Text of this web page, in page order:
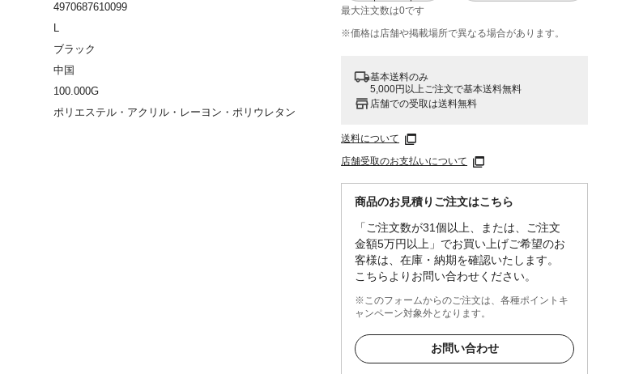
最大注文数は0です
※価格は​店舗や​掲載場所で​異なる​場合が​あります。
基本送料のみ
5,000円以上ご注文で基本送料無料
店舗での受取は送料無料
送料について
店舗受取のお支払いについて
商品のお見積りご注文はこちら
「ご注文数が31個以上、または、ご注文
金額5万円以上」でお買い上げご希望のお
客様は、在庫・納期を確認いたします。
こちらよりお問い合わせください。
※このフォームからのご注文は、各種ポイントキ
ャンペーン対象外となります。
お問い合わせ
4970687610099
L
ブラック
中国
100.000G
ポリエステル・アクリル・レーヨン・ポリウレタン